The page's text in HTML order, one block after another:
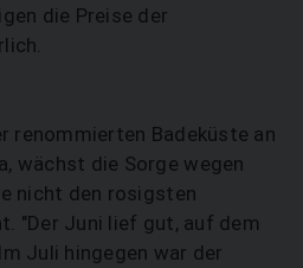
die Preise der
renommierten Badeküste an
wächst die Sorge wegen
nicht den rosigsten
"Der Juni lief gut, auf dem
Juli hingegen war der